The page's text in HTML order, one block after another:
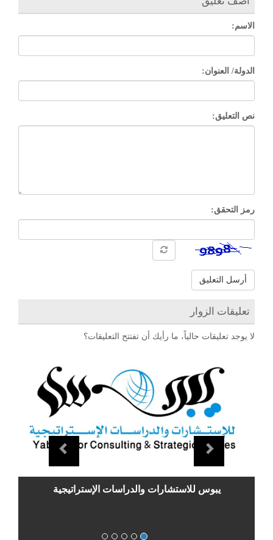
الاسم:
الدولة/ العنوان:
نص التعليق:
رمز التحقق:
أرسل التعليق
تعليقات الزوار
لا يوجد تعليقات حالياً، ما رأيك أن تفتتح التعليقات؟
يبوس للاستشارات والدراسات الإستراتيجية